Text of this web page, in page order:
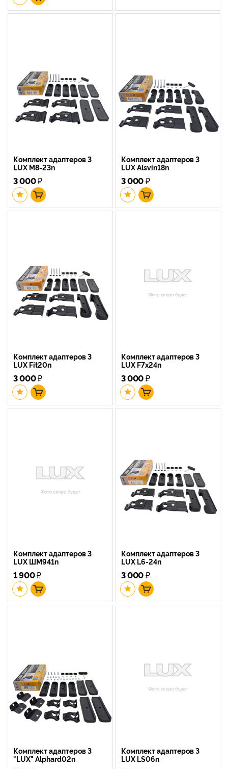
Комплект адаптеров 3
LUX M8-23n
3 000₽
Комплект адаптеров 3
LUX Alsvin18n
3 000₽
Комплект адаптеров 3
LUX Fit20n
3 000₽
Комплект адаптеров 3
LUX F7x24n
3 000₽
Комплект адаптеров 3
LUX ШМ941n
1 900₽
Комплект адаптеров 3
LUX L6-24n
3 000₽
Комплект адаптеров 3
"LUX" Alphard02n
Комплект адаптеров 3
LUX LS06n